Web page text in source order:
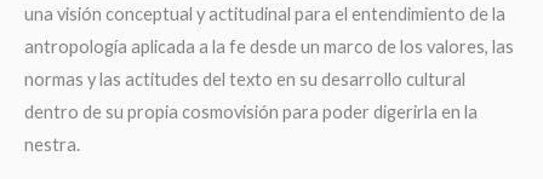
una visión conceptual y actitudinal para el entendimiento de la
antropología aplicada a la fe desde un marco de los valores, las
normas y las actitudes del texto en su desarrollo cultural
dentro de su propia cosmovisión para poder digerirla en la
nestra.